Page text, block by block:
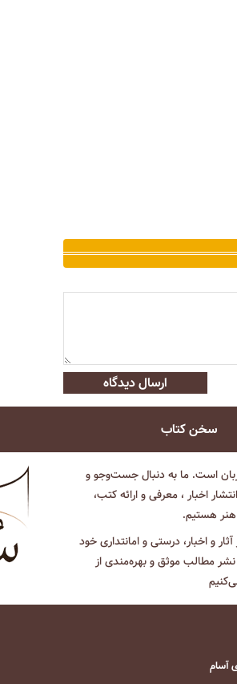
ارسال دیدگاه
سخن کتاب
است. ما به دنبال جست‌و‌جو و
اخبار ، معرفی و ارائه کتب،
هنر هستیم.
و اخبار، درستی و امانتداری خود
نشر مطالب موثق و بهره‌مندی از
آسام